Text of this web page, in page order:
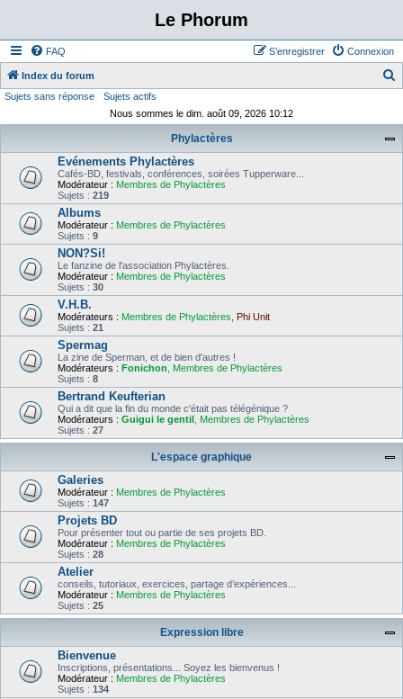
Le Phorum
FAQ Connexion
S’enregistrer
Index du forum
c
e
Sujets sans réponse
Sujets actifs
Nous sommes le dim. août 09, 2026 10:12
Phylactères
Evénements Phylactères
Cafés-BD, festivals, conférences, soirées Tupperware...
Modérateur : Membres de Phylactères
Sujets : 219
Albums
Modérateur : Membres de Phylactères
Sujets : 9
NON?Si!
Le fanzine de l'association Phylactères.
Modérateur : Membres de Phylactères
Sujets : 30
V.H.B.
Modérateurs : Membres de Phylactères
Phi Unit
Sujets : 21
Spermag
La zine de Sperman, et de bien d'autres !
Modérateurs : Fonichon
Membres de Phylactères
Sujets : 8
Bertrand Keufterian
Qui a dit que la fin du monde c'était pas télégénique ?
Modérateurs : Guigui le gentil Membres de Phylactères
Sujets : 27
L'espace graphique
Galeries
Modérateur : Membres de Phylactères
Sujets : 147
Projets BD
Pour présenter tout ou partie de ses projets BD.
Modérateur : Membres de Phylactères
Sujets : 28
Atelier
conseils, tutoriaux, exercices, partage d’expériences...
Modérateur : Membres de Phylactères
Sujets : 25
Expression libre
Bienvenue
Inscriptions, présentations... Soyez les bienvenus !
Modérateur : Membres de Phylactères
Sujets : 134